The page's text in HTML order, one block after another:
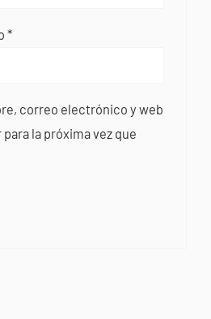
*
correo electrónico y web
la próxima vez que